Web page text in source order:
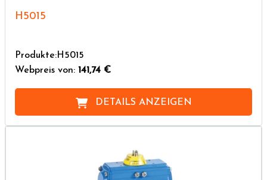
H5015
Produkte:H5015
Webpreis von: 141,74 €
DETAILS ANZEIGEN